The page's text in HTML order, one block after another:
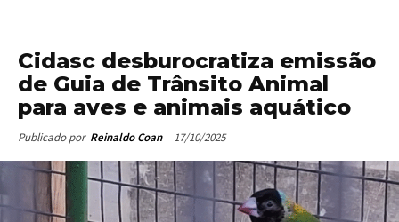
Cidasc desburocratiza emissão
de Guia de Trânsito Animal
para aves e animais aquático
Publicado por Reinaldo Coan 17/10/2025